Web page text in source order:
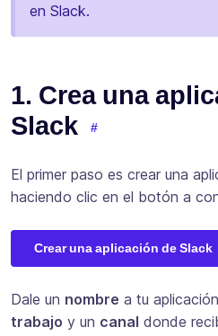
en Slack.
1. Crea una
Slack
El primer paso es crear una
haciendo clic en el botón a
Crear una aplicación de Slack
Dale un nombre a tu
trabajo y un canal donde